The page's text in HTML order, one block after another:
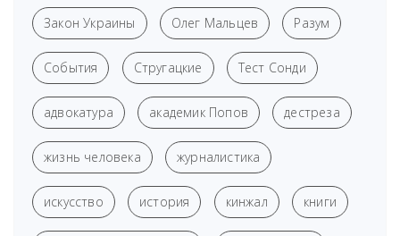
Закон Украины Олег Мальцев Разум
События Стругацкие Тест Сонди
адвокатура академик Попов дестреза
жизнь человека журналистика
искусство история кинжал книги